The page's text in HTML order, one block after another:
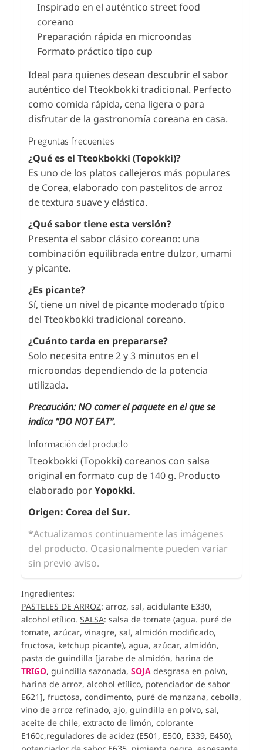
Inspirado en el auténtico street food
coreano
Preparación rápida en microondas
Formato práctico tipo cup
Ideal para quienes desean descubrir el sabor
auténtico del Tteokbokki tradicional. Perfecto
como comida rápida, cena ligera o para
disfrutar de la gastronomía coreana en casa.
Preguntas frecuentes
¿Qué es el Tteokbokki (Topokki)?
Es uno de los platos callejeros más populares
de Corea, elaborado con pastelitos de arroz
de textura suave y elástica.
¿Qué sabor tiene esta versión?
Presenta el sabor clásico coreano: una
combinación equilibrada entre dulzor, umami
y picante.
¿Es picante?
Sí, tiene un nivel de picante moderado típico
del Tteokbokki tradicional coreano.
¿Cuánto tarda en prepararse?
Solo necesita entre 2 y 3 minutos en el
microondas dependiendo de la potencia
utilizada.
Precaución:NO comer el paquete en el que se
indica “DO NOT EAT”.
Información del producto
Tteokbokki (Topokki) coreanos con salsa
original en formato cup de 140 g. Producto
elaborado porYopokki.
Origen: Corea del Sur.
*Actualizamos continuamente las imágenes
del producto. Ocasionalmente pueden variar
sin previo aviso.
Ingredientes:
PASTELES DE ARROZ: arroz, sal, acidulante E330,
alcohol etílico. SALSA: salsa de tomate (agua. puré de
tomate, azúcar, vinagre, sal, almidón modificado,
fructosa, ketchup picante), agua, azúcar, almidón,
pasta de guindilla [jarabe de almidón, harina de
TRIGO, guindilla sazonada, SOJA desgrasa en polvo,
harina de arroz, alcohol etílico, potenciador de sabor
E621], fructosa, condimento, puré de manzana, cebolla,
vino de arroz refinado, ajo, guindilla en polvo, sal,
aceite de chile, extracto de limón, colorante
E160c,reguladores de acidez (E501, E500, E339, E450),